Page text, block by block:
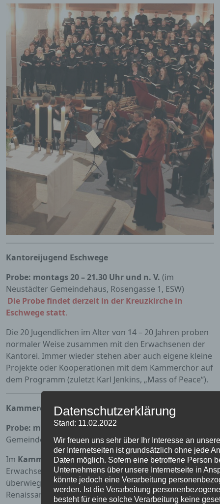
Kantoreijugend Eschwege
Probe: montags 20 – 21.30 Uhr und n. V. (im
Neustädter Gemeindehaus, Rosengasse 1, ESW)
Die Probe findet derzeit in der Kreuzkirche in
Eschwege statt.
Die 20 Jugendlichen im Alter von 14 – 20 Jahren proben
normaler Weise zusammen mit den Erwachsenen der
Kantorei. Immer wieder stehen aber auch eigene kleine
Projekte oder Kooperationen mit dem Kammerchor auf
dem Programm (zuletzt Karl Jenkins, „Mass of Peace“).
Kammerchor der Kantorei Eschwege
Probe: montags 18.15 – 20 Uhr
Gemeindehaus, Rosengasse 1, ESW
Im Kammerchor der Kantorei Eschwege singen ca.25
Erwachsene und Jugendliche. Das Ensemble erarbeitet
überwiegend klassische a-cappella-Literatur von der
Renaissance bis zur Gegenwart.
Datenschutzerklärung
Stand: 11.02.2022
Wir freuen uns sehr über Ihr Interesse an
der Internetseiten ist grundsätzlich ohne jede
Daten möglich. Sofern eine betroffene Person
Unternehmens über unsere Internetseite in
könnte jedoch eine Verarbeitung
werden. Ist die Verarbeitung
besteht für eine solche Verarbeitung keine